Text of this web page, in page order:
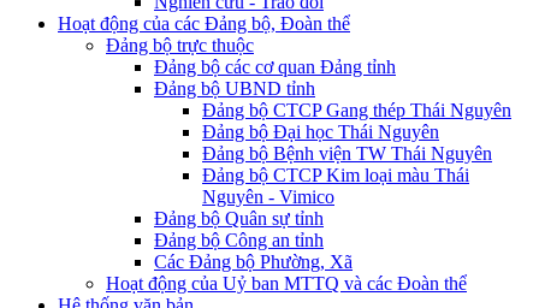
Hoạt động của các Đảng bộ, Đoàn thể
Đảng bộ trực thuộc
Đảng bộ các cơ quan Đảng tỉnh
Đảng bộ UBND tỉnh
Đảng bộ CTCP Gang thép Thái Nguyên
Đảng bộ Đại học Thái Nguyên
Đảng bộ Bệnh viện TW Thái Nguyên
Đảng bộ CTCP Kim loại màu Thái
Nguyên - Vimico
Đảng bộ Quân sự tỉnh
Đảng bộ Công an tỉnh
Các Đảng bộ Phường, Xã
Hoạt động của Uỷ ban MTTQ và các Đoàn thể